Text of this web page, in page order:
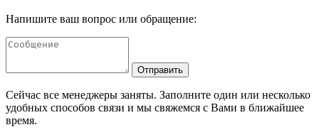
Напишите ваш вопрос или обращение:
Отправить
Сейчас все менеджеры заняты. Заполните один или несколько
удобных способов связи и мы свяжемся с Вами в ближайшее
время.